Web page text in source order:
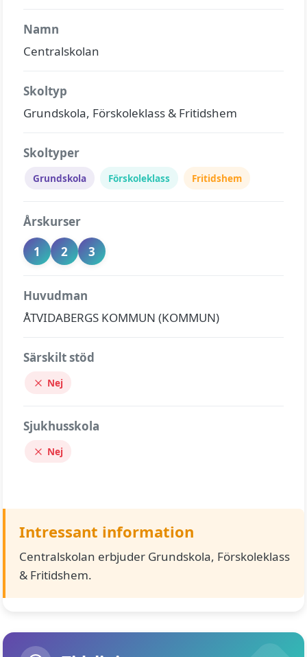
Namn
Centralskolan
Skoltyp
Grundskola, Förskoleklass & Fritidshem
Skoltyper
Grundskola Förskoleklass Fritidshem
Årskurser
1
2 3
Huvudman
ÅTVIDABERGS KOMMUN (KOMMUN)
Särskilt stöd
Nej
Sjukhusskola
Nej
Intressant information
Centralskolan erbjuder Grundskola, Förskoleklass
& Fritidshem.